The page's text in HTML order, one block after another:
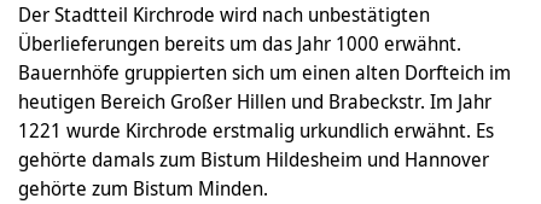
Der Stadtteil Kirchrode wird nach unbestätigten
Überlieferungen bereits um das Jahr 1000 erwähnt.
Bauernhöfe gruppierten sich um einen alten Dorfteich im
heutigen Bereich Großer Hillen und Brabeckstr. Im Jahr
1221 wurde Kirchrode erstmalig urkundlich erwähnt. Es
gehörte damals zum Bistum Hildesheim und Hannover
gehörte zum Bistum Minden.